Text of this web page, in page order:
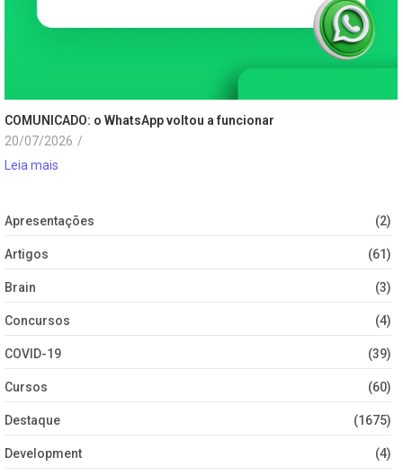
COMUNICADO: o WhatsApp voltou a funcionar
20/07/2026 /
Leia mais
Apresentações (2)
Artigos (61)
Brain (3)
Concursos (4)
COVID-19 (39)
Cursos (60)
Destaque (1675)
Development (4)